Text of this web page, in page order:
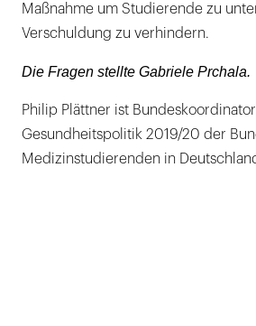
Maßnahme um Studierende zu
Verschuldung zu verhindern.
Die Fragen stellte Gabriele Prchala.
Philip Plättner ist
Gesundheitspolitik 2019/20 der
Medizinstudierenden in